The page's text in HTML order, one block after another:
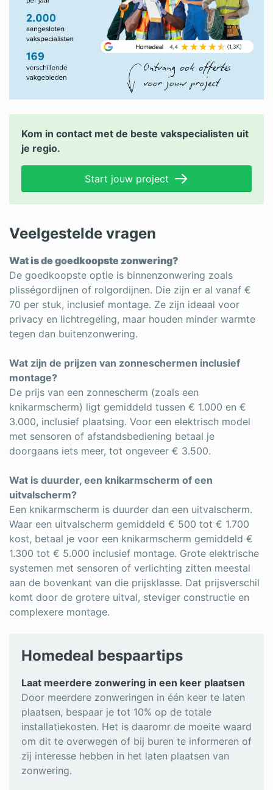
Kom in contact met de beste vakspecialisten uit
je regio.
Start jouw project
Veelgestelde vragen
Wat is de goedkoopste zonwering?
De goedkoopste optie is binnenzonwering zoals
plisségordijnen of rolgordijnen. Die zijn er al vanaf €
70 per stuk, inclusief montage. Ze zijn ideaal voor
privacy en lichtregeling, maar houden minder warmte
tegen dan buitenzonwering.
Wat zijn de prijzen van zonneschermen inclusief
montage?
De prijs van een zonnescherm (zoals een
knikarmscherm) ligt gemiddeld tussen € 1.000 en €
3.000, inclusief plaatsing. Voor een elektrisch model
met sensoren of afstandsbediening betaal je
doorgaans iets meer, tot ongeveer € 3.500.
Wat is duurder, een knikarmscherm of een
uitvalscherm?
Een knikarmscherm is duurder dan een uitvalscherm.
Waar een uitvalscherm gemiddeld € 500 tot € 1.700
kost, betaal je voor een knikarmscherm gemiddeld €
1.300 tot € 5.000 inclusief montage. Grote elektrische
systemen met sensoren of verlichting zitten meestal
aan de bovenkant van die prijsklasse. Dat prijsverschil
komt door de grotere uitval, steviger constructie en
complexere montage.
Homedeal bespaartips
Laat meerdere zonwering in een keer plaatsen
Door meerdere zonweringen in één keer te laten
plaatsen, bespaar je tot 10% op de totale
installatiekosten. Het is daaromr de moeite waard
om dit te overwegen of bij buren te informeren of
zij interesse hebben in het laten plaatsen van
zonwering.